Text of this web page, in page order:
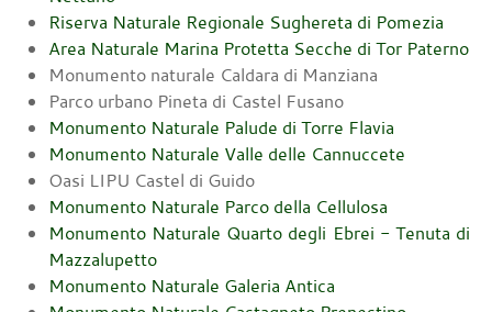
Riserva Naturale Regionale Sughereta di Pomezia
Area Naturale Marina Protetta Secche di Tor Paterno
Monumento naturale Caldara di Manziana
Parco urbano Pineta di Castel Fusano
Monumento Naturale Palude di Torre Flavia
Monumento Naturale Valle delle Cannuccete
Oasi LIPU Castel di Guido
Monumento Naturale Parco della Cellulosa
Monumento Naturale Quarto degli Ebrei - Tenuta di
Mazzalupetto
Monumento Naturale Galeria Antica